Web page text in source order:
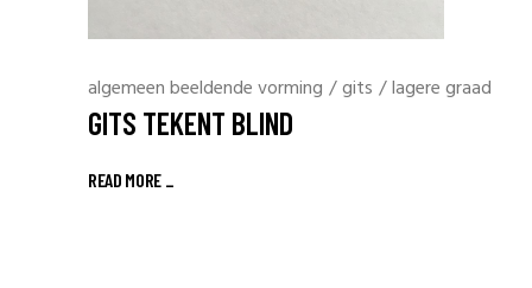
algemeen beeldende vorming /gits /lagere graad
GITS TEKENT BLIND
READ MORE _